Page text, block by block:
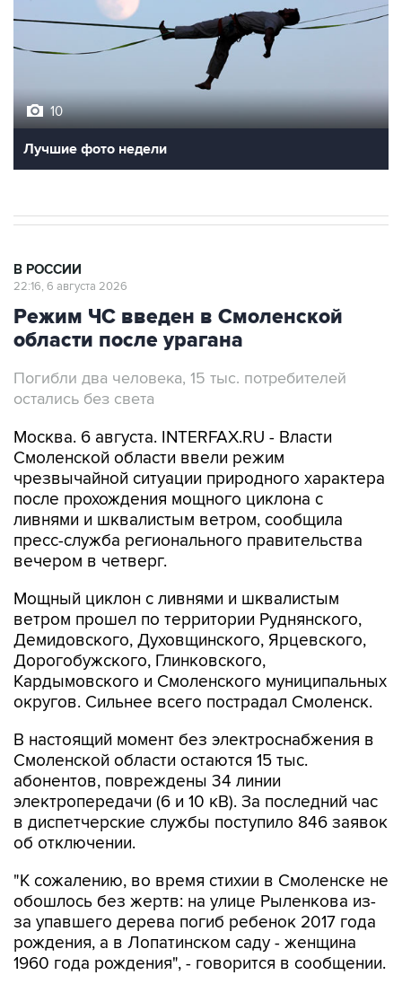
10
Лучшие фото недели
В РОССИИ
22:16, 6 августа 2026
Режим ЧС введен в Смоленской
области после урагана
Погибли два человека, 15 тыс. потребителей
остались без света
Москва. 6 августа. INTERFAX.RU - Власти
Смоленской области ввели режим
чрезвычайной ситуации природного характера
после прохождения мощного циклона с
ливнями и шквалистым ветром, сообщила
пресс-служба регионального правительства
вечером в четверг.
Мощный циклон с ливнями и шквалистым
ветром прошел по территории Руднянского,
Демидовского, Духовщинского, Ярцевского,
Дорогобужского, Глинковского,
Кардымовского и Смоленского муниципальных
округов. Сильнее всего пострадал Смоленск.
В настоящий момент без электроснабжения в
Смоленской области остаются 15 тыс.
абонентов, повреждены 34 линии
электропередачи (6 и 10 кВ). За последний час
в диспетчерские службы поступило 846 заявок
об отключении.
"К сожалению, во время стихии в Смоленске не
обошлось без жертв: на улице Рыленкова из-
за упавшего дерева погиб ребенок 2017 года
рождения, а в Лопатинском саду - женщина
1960 года рождения", - говорится в сообщении.